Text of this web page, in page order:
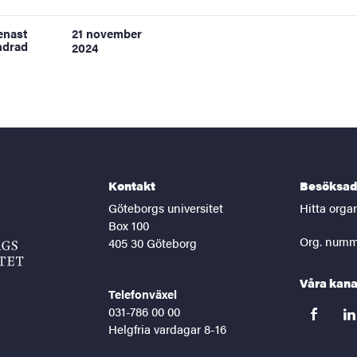
21 november
2024
Kontakt
Göteborgs universitet
Box 100
405 30 Göteborg
Telefonväxel
031-786 00 00
Helgfria vardagar 8-16
Hitta
Org.
Våra
facebook